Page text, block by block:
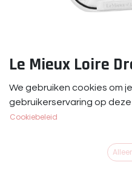
Le Mieux Loire
Le Mieux Loire Dressage
€79,95
We gebruiken cookies om
gebruikerservaring op
Cookiebeleid